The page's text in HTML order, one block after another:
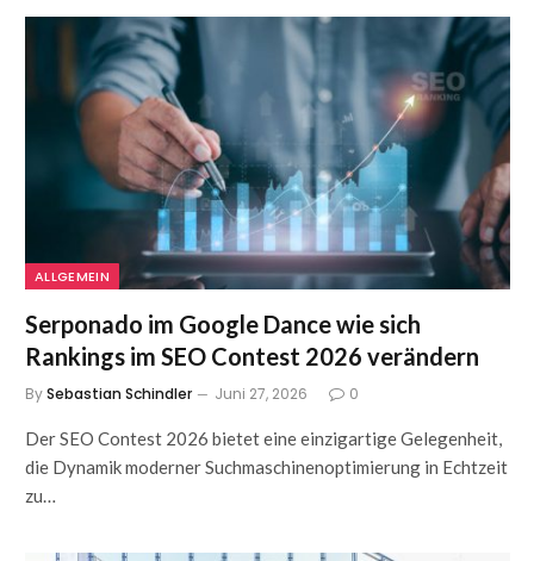
ALLGEMEIN
Serponado im Google Dance wie sich
Rankings im SEO Contest 2026 verändern
BySebastian Schindler Juni 27, 2026 0
Der SEO Contest 2026 bietet eine einzigartige Gelegenheit,
die Dynamik moderner Suchmaschinenoptimierung in Echtzeit
zu…